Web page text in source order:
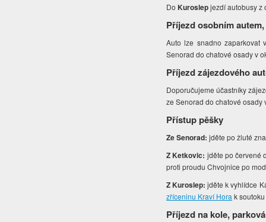
Do Kuroslepjezdíautobusy z
Příjezd osobním
Auto lze snadno zaparkovat
Senorad do chatové osady v
Příjezd zájezdového
Doporučujeme účastníky
ze Senorad do chatové
Přístup pěšky
Ze Senorad:jděte po žluté
Z Ketkovic: jděte po červené
proti proudu Chvojnice po
Z Kuroslep: jděte k vyhlídce
zříceninu Kraví Hora k
Příjezd na kole,